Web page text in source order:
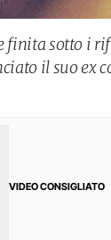
finita sotto i
il suo ex
VIDEO CONSIGLIATO